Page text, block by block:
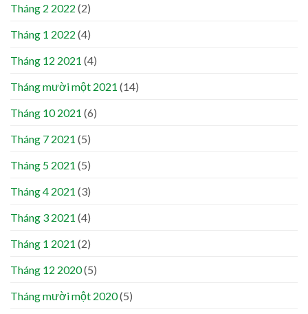
Tháng 2 2022 (2)
Tháng 1 2022 (4)
Tháng 12 2021 (4)
Tháng mười một 2021 (14)
Tháng 10 2021 (6)
Tháng 7 2021 (5)
Tháng 5 2021 (5)
Tháng 4 2021 (3)
Tháng 3 2021 (4)
Tháng 1 2021 (2)
Tháng 12 2020(5)
Tháng mười một 2020(5)